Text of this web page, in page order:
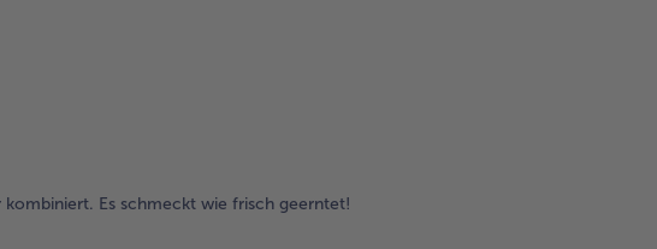
Es schmeckt wie frisch geerntet!